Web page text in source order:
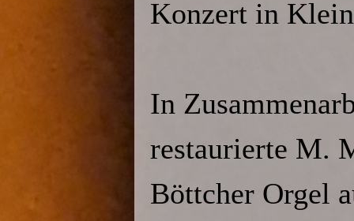
Konzert in
In
restaurierte M.
Böttcher Orgel